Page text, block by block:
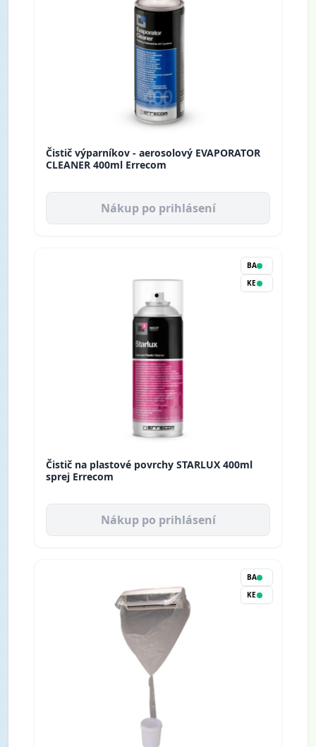
Čistič výparníkov - aerosolový EVAPORATOR
CLEANER 400ml Errecom
Nákup po prihlásení
BA
KE
Čistič na plastové povrchy STARLUX 400ml
sprej Errecom
Nákup po prihlásení
BA
KE